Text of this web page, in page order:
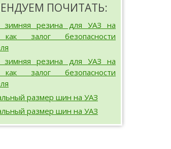
ПОЧИТАТЬ:
зимняя резина для УАЗ на
залог безопасности
зимняя резина для УАЗ на
залог безопасности
размер шин на УАЗ
размер шин на УАЗ